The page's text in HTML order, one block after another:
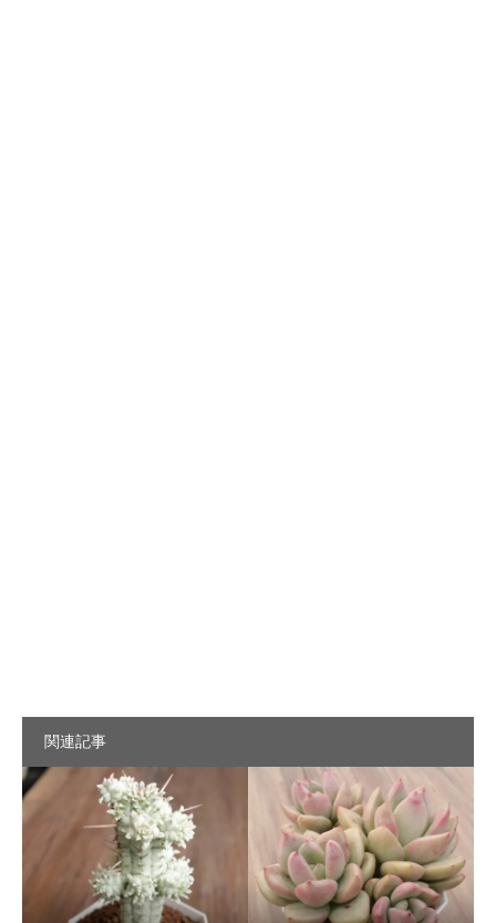
関連記事